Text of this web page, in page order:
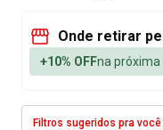
Onde retirar
+10% OFFna
Filtros sugeridos pra você